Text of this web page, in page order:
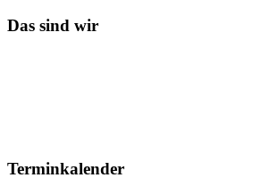
Das sind wir
Terminkalender